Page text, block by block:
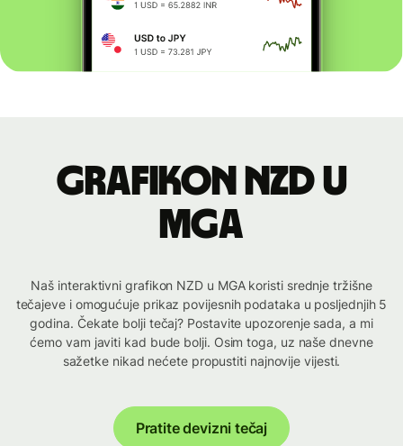
Grafikon NZD u
MGA
Naš interaktivni grafikon NZD u MGA koristi srednje tržišne
tečajeve i omogućuje prikaz povijesnih podataka u posljednjih 5
godina. Čekate bolji tečaj? Postavite upozorenje sada, a mi
ćemo vam javiti kad bude bolji. Osim toga, uz naše dnevne
sažetke nikad nećete propustiti najnovije vijesti.
Pratite devizni tečaj